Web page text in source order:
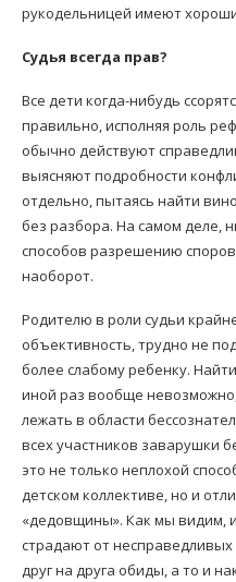
рукодельницей имеют
Судья всегда прав?
Все дети когда-нибудь
правильно, исполняя роль
обычно действуют
выясняют подробности
отдельно, пытаясь найти
без разбора. На самом деле,
способов разрешению
наоборот.
Родителю в роли судьи
объективность, трудно не
более слабому ребенку.
иной раз вообще
лежать в области
всех участников заварушки
это не только неплохой
детском коллективе, но и
«дедовщины». Как мы видим,
страдают от
друг на друга обиды, а то и